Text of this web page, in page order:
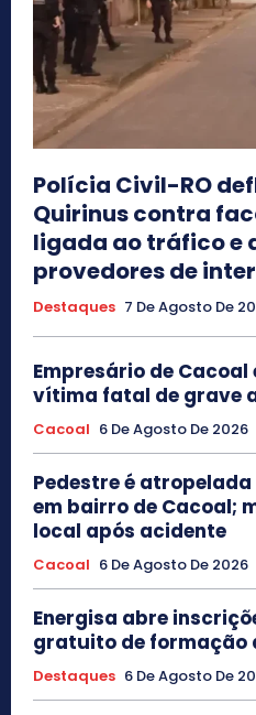
Polícia Civil-RO
Quirinus contra
ligada ao tráfico e
provedores de
Destaques 7 De Agosto De
Empresário de
vítima fatal de grave
Cacoal 6 De Agosto De 2026
Pedestre é
em bairro de Cacoal;
local após acidente
Cacoal 6 De Agosto De 2026
Energisa abre
gratuito de formação
Destaques 6 De Agosto De